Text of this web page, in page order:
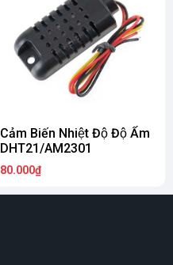
Cảm Biến Nhiệt Độ Độ Ẩm
DHT21/AM2301
80.000₫